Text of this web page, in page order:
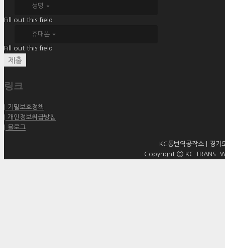
Fill out this field
Fill out this field
제출
링크
| 기밀보호정책
| 개인정보취급방침
| 블로그
KC통번역공작소 | 경
Copyright ⓒ KC TRANS.